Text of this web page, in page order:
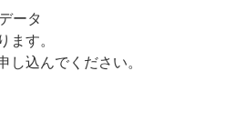
ータ
す。
込んでください。